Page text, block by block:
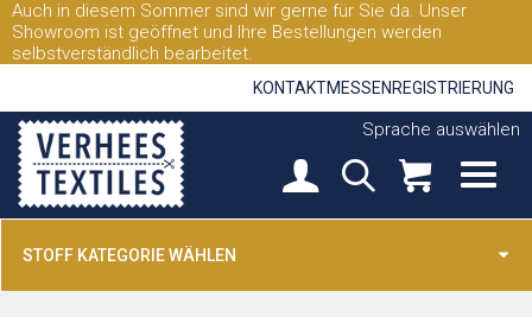
Auch in diesem Sommer sind wir gerne für Sie da. Unser
Showroom ist geöffnet und Ihre Bestellungen werden
selbstverständlich bearbeitet.
KONTAKTMESSEN REGISTRIERUNG
Sprache auswählen
STOFF KATEGORIE WÄHLEN